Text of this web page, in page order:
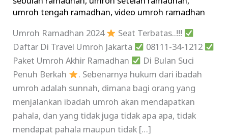
umroh tengah ramadhan,video umroh ramadhan
Umroh Ramadhan 2024
Seat Terbatas..!!!
Daftar Di Travel Umroh Jakarta
08111-34-1212
Paket Umroh Akhir Ramadhan
Di Bulan Suci
Penuh Berkah
. Sebenarnya hukum dari ibadah
umroh adalah sunnah, dimana bagi orang yang
menjalankan ibadah umroh akan mendapatkan
pahala, dan yang tidak juga tidak apa apa, tidak
mendapat pahala maupun tidak […]